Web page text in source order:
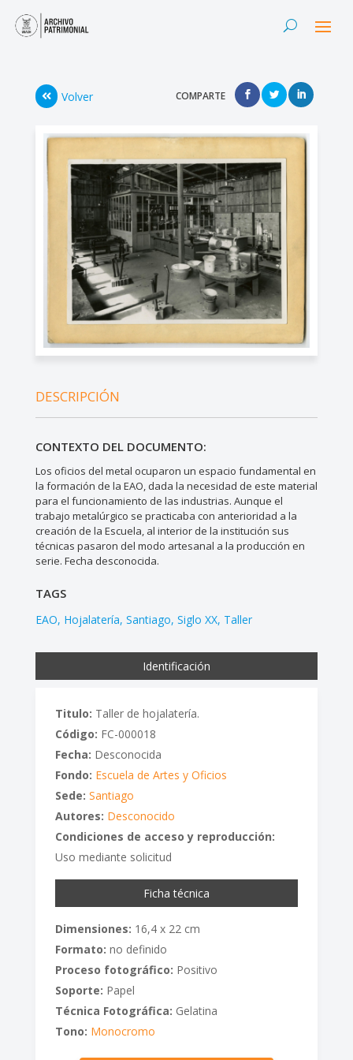
Volver COMPARTE
DESCRIPCIÓN
CONTEXTO DEL DOCUMENTO:
Los oficios del metal ocuparon un espacio fundamental en
la formación de la EAO, dada la necesidad de este material
para el funcionamiento de las industrias. Aunque el
trabajo metalúrgico se practicaba con anterioridad a la
creación de la Escuela, al interior de la institución sus
técnicas pasaron del modo artesanal a la producción en
serie. Fecha desconocida.
TAGS
EAO Hojalatería Santiago Siglo XX Taller
Identificación
Titulo: Taller de hojalatería.
Código: FC-000018
Fecha: Desconocida
Fondo: Escuela de Artes y Oficios
Sede: Santiago
Autores: Desconocido
Condiciones de acceso y reproducción:
Uso mediante solicitud
Ficha técnica
Dimensiones: 16,4 x 22 cm
Formato: no definido
Proceso fotográfico: Positivo
Soporte: Papel
Técnica Fotográfica: Gelatina
Tono: Monocromo